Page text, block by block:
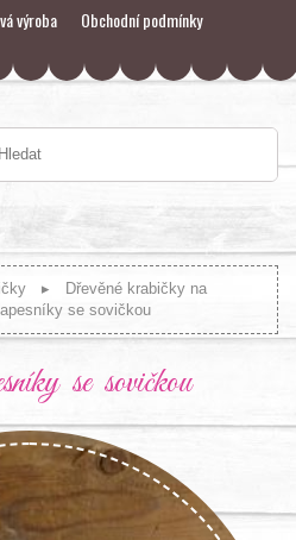
výroba
Obchodní podmínky
Dřevěné krabičky na
se sovičkou
se sovičkou